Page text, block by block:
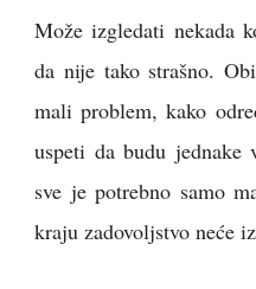
Može izgledati nekada
da nije tako strašno.
mali problem, kako
uspeti da budu jednake
sve je potrebno samo
kraju zadovoljstvo neće